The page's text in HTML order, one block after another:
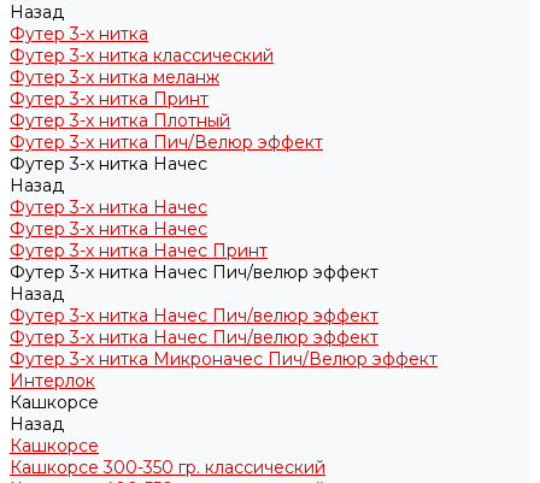
Назад
Футер 3-х нитка
Футер 3-х нитка классический
Футер 3-х нитка меланж
Футер 3-х нитка Принт
Футер 3-х нитка Плотный
Футер 3-х нитка Пич/Велюр эффект
Футер 3-х нитка Начес
Назад
Футер 3-х нитка Начес
Футер 3-х нитка Начес
Футер 3-х нитка Начес Принт
Футер 3-х нитка Начес Пич/велюр эффект
Назад
Футер 3-х нитка Начес Пич/велюр эффект
Футер 3-х нитка Начес Пич/велюр эффект
Футер 3-х нитка Микроначес Пич/Велюр эффект
Интерлок
Кашкорсе
Назад
Кашкорсе
Кашкорсе 300-350 гр. классический